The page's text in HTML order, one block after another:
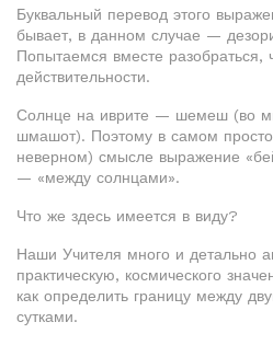
Буквальный перевод этого
бывает, в данном случае —
Попытаемся вместе разобраться,
действительности.
Солнце на иврите — шемеш (во
шмашот). Поэтому в самом
неверном) смысле выражение
— «между солнцами».
Что же здесь имеется в виду?
Наши Учителя много и детально
практическую, космического
как определить границу между
сутками.